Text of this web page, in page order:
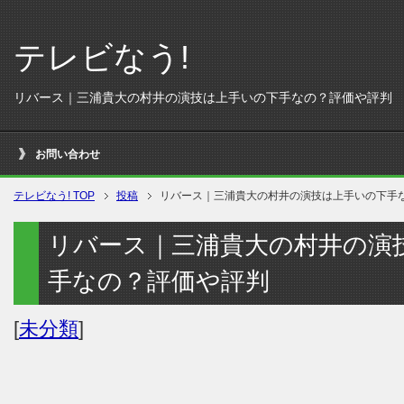
テレビなう!
リバース｜三浦貴大の村井の演技は上手いの下手なの？評価や評判
お問い合わせ
テレビなう! TOP 投稿 リバース｜三浦貴大の村井の演技は上手いの下手
リバース｜三浦貴大の村井の演
手なの？評価や評判
[未分類]